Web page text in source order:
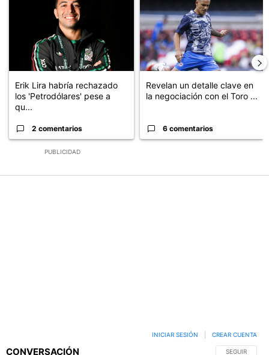
PUBLICIDAD
Erik Lira habría rechazado
los 'Petrodólares' pese a
qu...
2 comentarios
Revelan un detalle clave en
la negociación con el Toro ...
6 comentarios
CONVERSACIÓN SIGA ESTA
SEGUIR
INICIAR SESIÓN CREAR CUENTA